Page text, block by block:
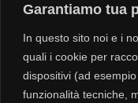
Garantiamo tua
In questo sito noi e i
quali i cookie per
dispositivi (ad
funzionalità tecniche,